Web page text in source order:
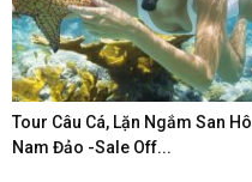
Tour Câu Cá, Lặn Ngắm San Hô
Nam Đảo -Sale Off...